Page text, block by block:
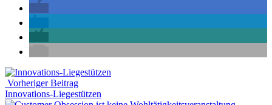
Vorheriger Beitrag
Innovations-Liegestützen